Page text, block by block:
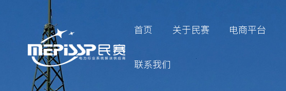
首页 关于民赛 电商平台
联系我们